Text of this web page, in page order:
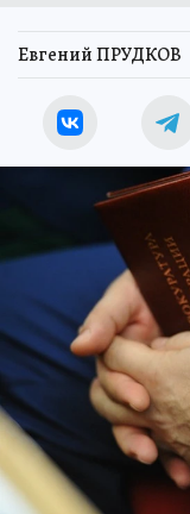
Евгений ПРУДКОВ